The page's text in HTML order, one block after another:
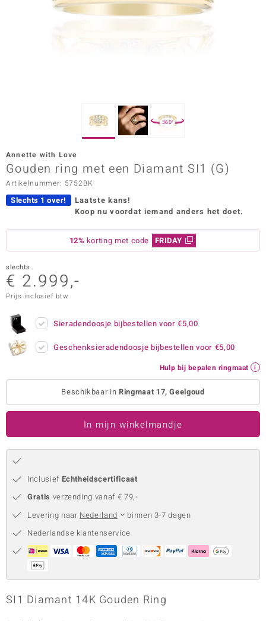
Vogue
in Italy
Paraíso
Collection
360°
Annette with Love
Gouden ring met een Diamant SI1 (G)
Artikelnummer: 5752BK
Slechts 1 over!
Laatste kans!
Koop nu voordat iemand anders het doet.
12% korting met code FRIDAY
slechts
€ 2.999,-
Prijs inclusief btw
Sieradendoosje bijbestellen voor€5,00
Geschenksieradendoosje bijbestellen voor €5,00
Hulp bij bepalen ringmaat
Beschikbaar inRingmaat 17, Geelgoud
In mijn winkelmandje
Inclusief Echtheidscertificaat
Gratis verzending vanaf € 79,-
Levering naar Nederland
binnen 3-7 dagen
Nederlandse klantenservice
SI1 Diamant 14K Gouden Ring